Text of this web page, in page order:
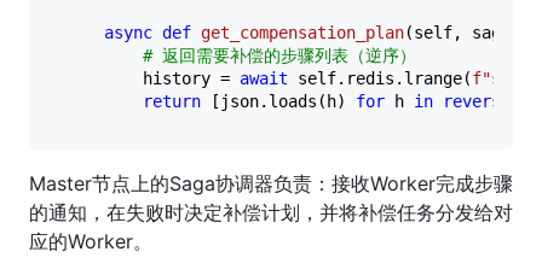
async def get_compensation_plan(self,
# 返回需要补偿的步骤列表（逆序）
        history =
await self.redis.lrange(f"saga:
return [json.loads(h) for h in reversed
Master节点上的Saga协调器负责：接收Worker完成步骤
的通知，在失败时决定补偿计划，并将补偿任务分发给对
应的Worker。